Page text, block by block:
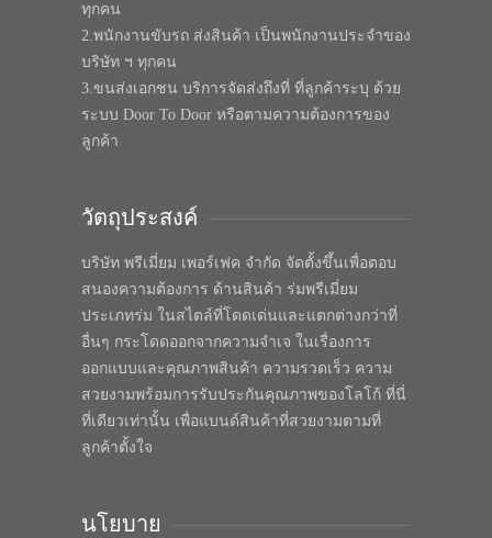
ทุกคน
2.พนักงานขับรถ ส่งสินค้า เป็นพนักงานประจำของ
บริษัท ฯ ทุกคน
3.ขนส่งเอกชน บริการจัดส่งถึงที่ ที่ลูกค้าระบุ ด้วย
ระบบ Door To Door หรือตามความต้องการของ
ลูกค้า
วัตถุประสงค์
บริษัท พรีเมี่ยม เพอร์เฟค จำกัด จัดตั้งขึ้นเพื่อตอบ
สนองความต้องการ ด้านสินค้า ร่มพรีเมี่ยม
ประเภทร่ม ในสไตล์ที่โดดเด่นและแตกต่างกว่าที่
อื่นๆ กระโดดออกจากความจำเจ ในเรื่องการ
ออกแบบและคุณภาพสินค้า ความรวดเร็ว ความ
สวยงามพร้อมการรับประกันคุณภาพของโลโก้ ที่นี่
ที่เดียวเท่านั้น เพื่อแบนด์สินค้าที่สวยงามตามที่
ลูกค้าตั้งใจ
นโยบาย